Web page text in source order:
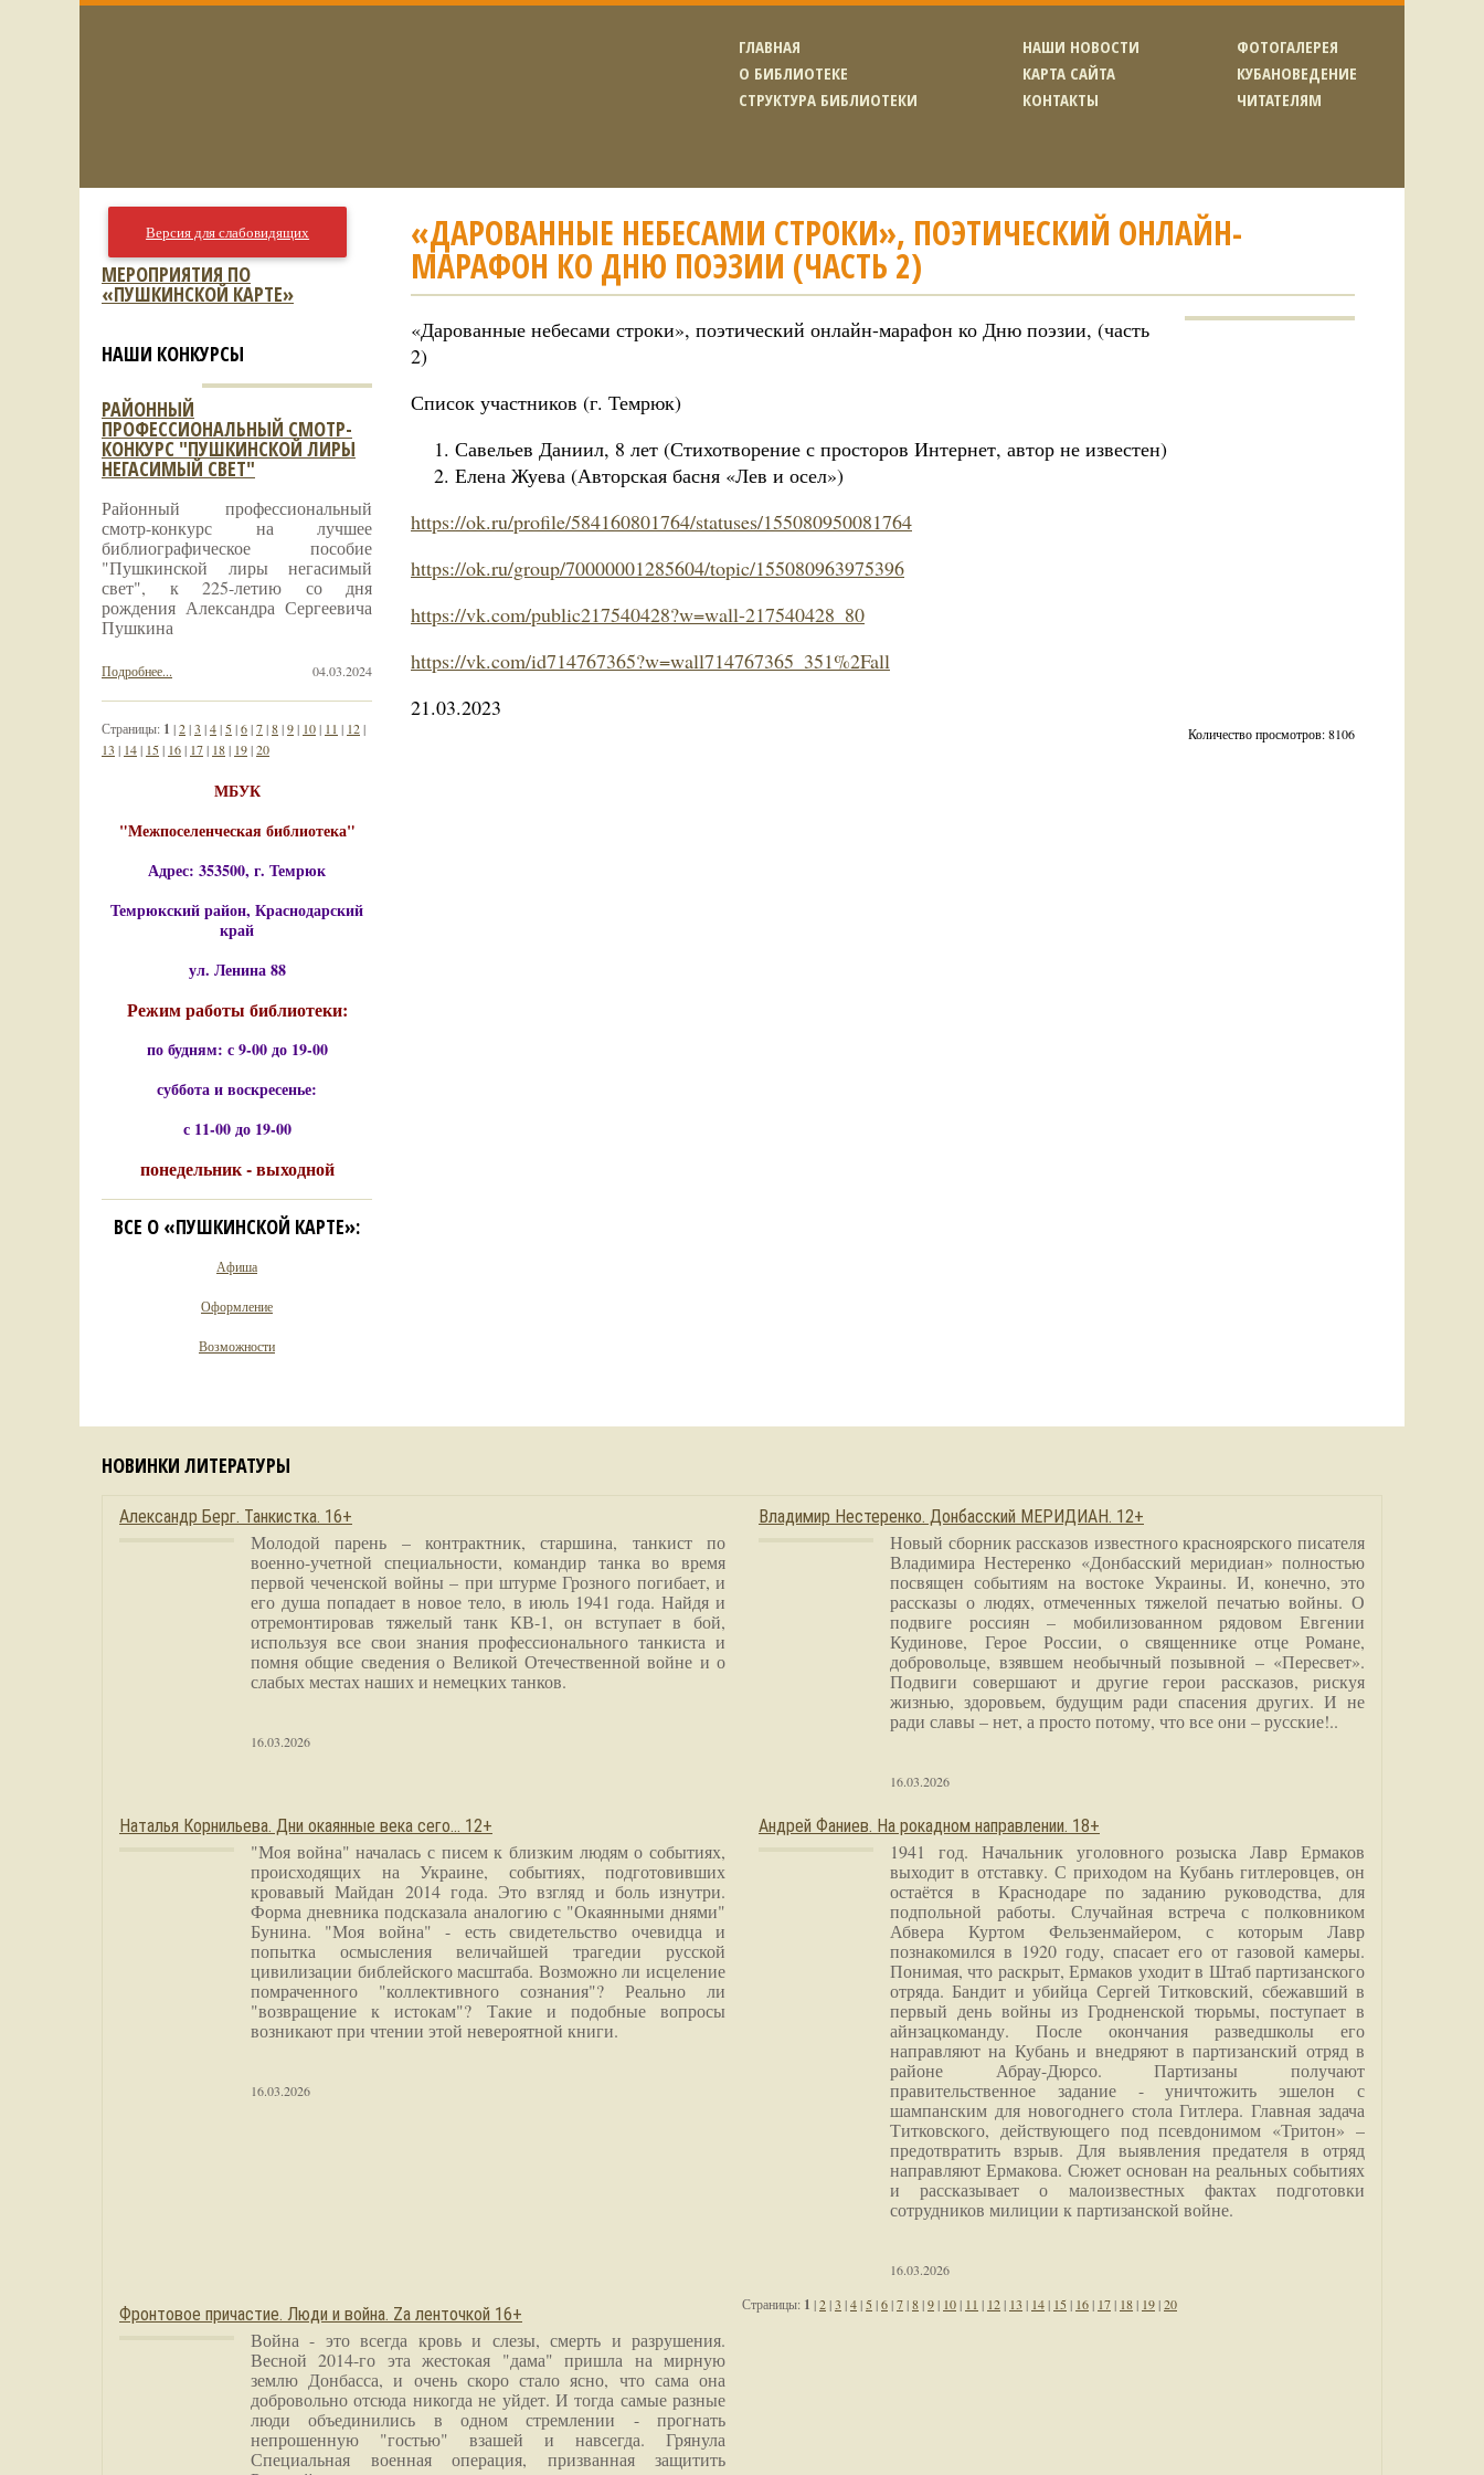
ГЛАВНАЯ
О БИБЛИОТЕКЕ
СТРУКТУРА БИБЛИОТЕКИ
НАШИ НОВОСТИ
КАРТА САЙТА
КОНТАКТЫ
ФОТОГАЛЕРЕЯ
КУБАНОВЕДЕНИЕ
ЧИТАТЕЛЯМ
«ДАРОВАННЫЕ НЕБЕСАМИ СТРОКИ», ПОЭТИЧЕСКИЙ ОНЛАЙН-
МАРАФОН КО ДНЮ ПОЭЗИИ (ЧАСТЬ 2)
«Дарованные небесами строки», поэтический онлайн-марафон ко Дню поэзии, (часть
2)
Список участников (г. Темрюк)
Савельев Даниил, 8 лет (Стихотворение с просторов Интернет, автор не известен)
Елена Жуева (Авторская басня «Лев и осел»)
https://ok.ru/profile/584160801764/statuses/155080950081764
https://ok.ru/group/70000001285604/topic/155080963975396
https://vk.com/public217540428?w=wall-217540428_80
https://vk.com/id714767365?w=wall714767365_351%2Fall
21.03.2023
Количество просмотров: 8106
Версия для слабовидящих
МЕРОПРИЯТИЯ ПО
«ПУШКИНСКОЙ КАРТЕ»
НАШИ КОНКУРСЫ
РАЙОННЫЙ
ПРОФЕССИОНАЛЬНЫЙ СМОТР-
КОНКУРС "ПУШКИНСКОЙ ЛИРЫ
НЕГАСИМЫЙ СВЕТ"
Районный профессиональный
смотр-конкурс на лучшее
библиографическое пособие
"Пушкинской лиры негасимый
свет", к 225-летию со дня
рождения Александра Сергеевича
Пушкина
04.03.2024
Подробнее...
Страницы: 1 |2|3 |4| 5|6|7|8|9| 10| 11 | 12|
13 | 14| 15| 16| 17| 18| 19|20
МБУК
"Межпоселенческая библиотека"
Адрес: 353500, г. Темрюк
Темрюкский район, Краснодарский
край
ул. Ленина 88
Режим работы библиотеки:
по будням: с 9-00 до 19-00
суббота и воскресенье:
с 11-00 до 19-00
понедельник - выходной
ВСЕ О «ПУШКИНСКОЙ КАРТЕ»:
Афиша
Оформление
Возможности
НОВИНКИ ЛИТЕРАТУРЫ
Александр Берг. Танкистка. 16+
Молодой парень – контрактник, старшина, танкист по
военно-учетной специальности, командир танка во время
первой чеченской войны – при штурме Грозного погибает, и
его душа попадает в новое тело, в июль 1941 года. Найдя и
отремонтировав тяжелый танк КВ-1, он вступает в бой,
используя все свои знания профессионального танкиста и
помня общие сведения о Великой Отечественной войне и о
слабых местах наших и немецких танков.
16.03.2026
Владимир Нестеренко. Донбасский МЕРИДИАН. 12+
Новый сборник рассказов известного красноярского писателя
Владимира Нестеренко «Донбасский меридиан» полностью
посвящен событиям на востоке Украины. И, конечно, это
рассказы о людях, отмеченных тяжелой печатью войны. О
подвиге россиян – мобилизованном рядовом Евгении
Кудинове, Герое России, о священнике отце Романе,
добровольце, взявшем необычный позывной – «Пересвет».
Подвиги совершают и другие герои рассказов, рискуя
жизнью, здоровьем, будущим ради спасения других. И не
ради славы – нет, а просто потому, что все они – русские!..
16.03.2026
Наталья Корнильева. Дни окаянные века сего… 12+
"Моя война" началась с писем к близким людям о событиях,
происходящих на Украине, событиях, подготовивших
кровавый Майдан 2014 года. Это взгляд и боль изнутри.
Форма дневника подсказала аналогию с "Окаянными днями"
Бунина. "Моя война" - есть свидетельство очевидца и
попытка осмысления величайшей трагедии русской
цивилизации библейского масштаба. Возможно ли исцеление
помраченного "коллективного сознания"? Реально ли
"возвращение к истокам"? Такие и подобные вопросы
возникают при чтении этой невероятной книги.
16.03.2026
Андрей Фаниев. На рокадном направлении. 18+
1941 год. Начальник уголовного розыска Лавр Ермаков
выходит в отставку. С приходом на Кубань гитлеровцев, он
остаётся в Краснодаре по заданию руководства, для
подпольной работы. Случайная встреча с полковником
Абвера Куртом Фельзенмайером, с которым Лавр
познакомился в 1920 году, спасает его от газовой камеры.
Понимая, что раскрыт, Ермаков уходит в Штаб партизанского
отряда. Бандит и убийца Сергей Титковский, сбежавший в
первый день войны из Гродненской тюрьмы, поступает в
айнзацкоманду. После окончания разведшколы его
направляют на Кубань и внедряют в партизанский отряд в
районе Абрау-Дюрсо. Партизаны получают
правительственное задание - уничтожить эшелон с
шампанским для новогоднего стола Гитлера. Главная задача
Титковского, действующего под псевдонимом «Тритон» –
предотвратить взрыв. Для выявления предателя в отряд
направляют Ермакова. Сюжет основан на реальных событиях
и рассказывает о малоизвестных фактах подготовки
сотрудников милиции к партизанской войне.
16.03.2026
Фронтовое причастие. Люди и война. Zа ленточкой 16+
Война - это всегда кровь и слезы, смерть и разрушения.
Весной 2014-го эта жестокая "дама" пришла на мирную
землю Донбасса, и очень скоро стало ясно, что сама она
добровольно отсюда никогда не уйдет. И тогда самые разные
люди объединились в одном стремлении - прогнать
непрошенную "гостью" взашей и навсегда. Грянула
Специальная военная операция, призванная защитить
Страницы: 1 |2|3 |4| 5 |6|7|8|9| 10| 11 | 12| 13 | 14| 15 | 16| 17| 18| 19|20